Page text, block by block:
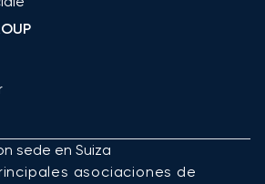
sede en Suiza
asociaciones de